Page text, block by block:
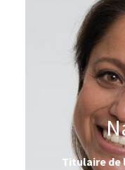
Titulaire de